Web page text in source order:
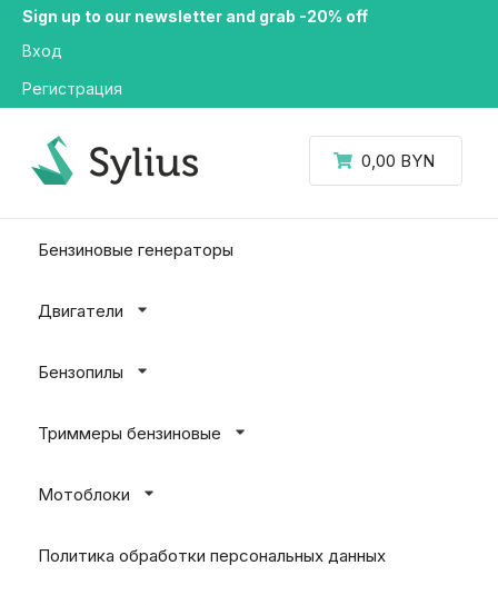
Sign up to our newsletter and grab -20% off
Вход
Регистрация
0,00 BYN
Бензиновые генераторы
Двигатели
Бензопилы
Триммеры бензиновые
Мотоблоки
Политика обработки персональных данных